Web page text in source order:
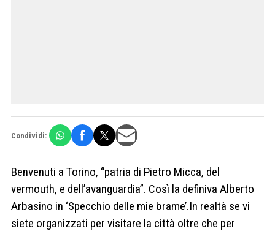
Condividi:
Benvenuti a Torino, “patria di Pietro Micca, del
vermouth, e dell’avanguardia”. Così la definiva Alberto
Arbasino in ‘Specchio delle mie brame’.In realtà se vi
siete organizzati per visitare la città oltre che per